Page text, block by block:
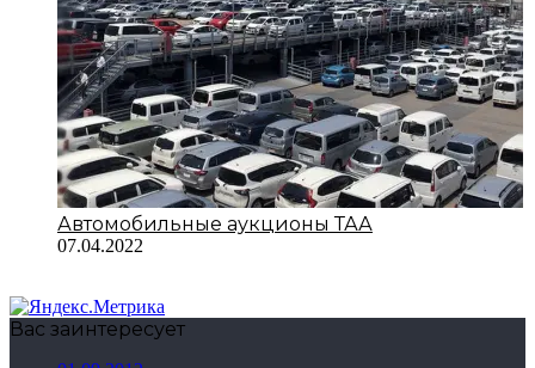
Автомобильные аукционы ТАА
07.04.2022
Вас заинтересует